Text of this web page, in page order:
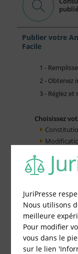
Publier votre
Facile
1 -
2 - Obtenez
3 - Réglez
Choisissez
JuriPresse
Nous utilisons
meilleure
Pour modifier
vous dans le
sur le lien